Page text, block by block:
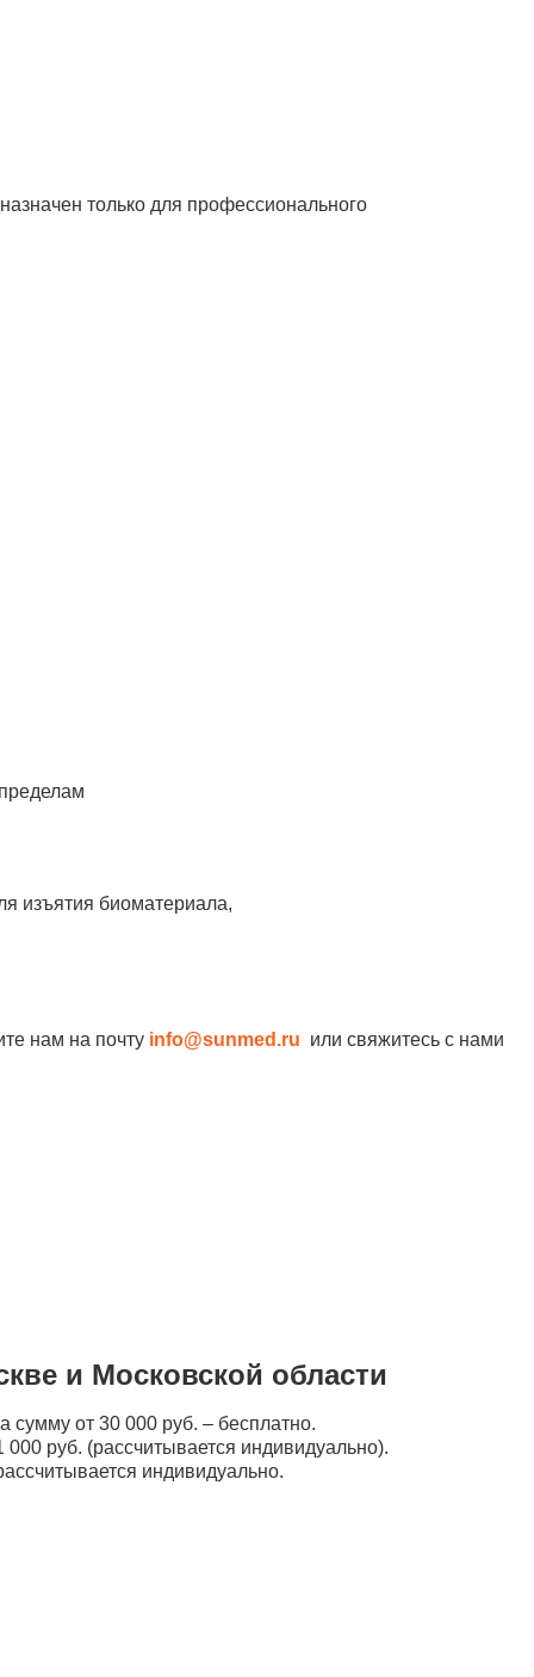
только для профессионального
изъятия биоматериала,
нам на почту info@sunmed.ru или свяжитесь с нами
и Московской области
сумму от 30 000 руб. – бесплатно.
руб. (рассчитывается индивидуально).
индивидуально.